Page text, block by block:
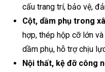
cấu trang trí, bảo vệ,
Cột, dầm phụ trong
hợp, thép hộp cỡ lớn
dầm phụ, hỗ trợ chịu
Nội thất, kệ đỡ công